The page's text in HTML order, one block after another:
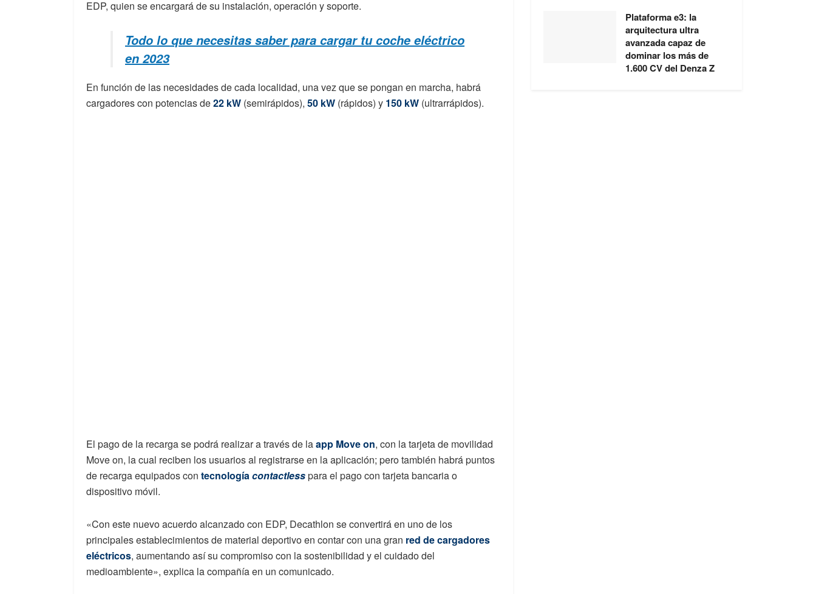
EDP, quien se encargará de su instalación, operación y soporte.
Todo lo que necesitas saber para cargar tu coche eléctrico
en 2023
En función de las necesidades de cada localidad, una vez que se pongan en marcha, habrá
cargadores con potencias de22 kW (semirápidos), 50 kW (rápidos) y 150 kW (ultrarrápidos).
El pago de la recarga se podrá realizar a través de laapp Move on, con la tarjeta de movilidad
Move on, la cual reciben los usuarios al registrarse en la aplicación; pero también habrá puntos
de recarga equipados con tecnologíacontactlesspara el pago con tarjeta bancaria o
dispositivo móvil.
«Con este nuevo acuerdo alcanzado con EDP, Decathlon se convertirá en uno de los
principales establecimientos de material deportivo en contar con una gran red de cargadores
eléctricos, aumentando así su compromiso con la sostenibilidad y el cuidado del
medioambiente», explica la compañía en un comunicado.
Plataforma e3: la
arquitectura ultra
avanzada capaz de
dominar los más de
1.600 CV del Denza Z